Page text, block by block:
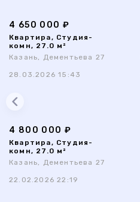
4 650 000 ₽
Квартира, Студия-
комн, 27.0 м²
Казань, Дементьева 27
28.03.2026 15:43
4 800 000 ₽
Квартира, Студия-
комн, 27.0 м²
Казань, Дементьева 27
22.02.2026 22:19